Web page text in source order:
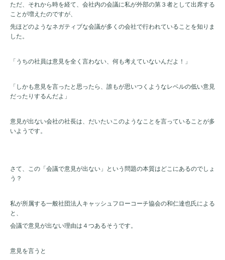
ただ、それから時を経て、会社内の会議に私が外部の第３者として出席する
ことが増えたのですが、
先ほどのようなネガティブな会議が多くの会社で行われていることを知りま
した。
「うちの社員は意見を全く言わない、何も考えていないんだよ！」
「しかも意見を言ったと思ったら、誰もが思いつくようなレベルの低い意見
だったりするんだよ」
意見が出ない会社の社長は、だいたいこのようなことを言っていることが多
いようです。
さて、この「会議で意見が出ない」という問題の本質はどこにあるのでしょ
う？
私が所属する一般社団法人キャッシュフローコーチ協会の和仁達也氏による
と、
会議で意見が出ない理由は４つあるそうです。
意見を言うと